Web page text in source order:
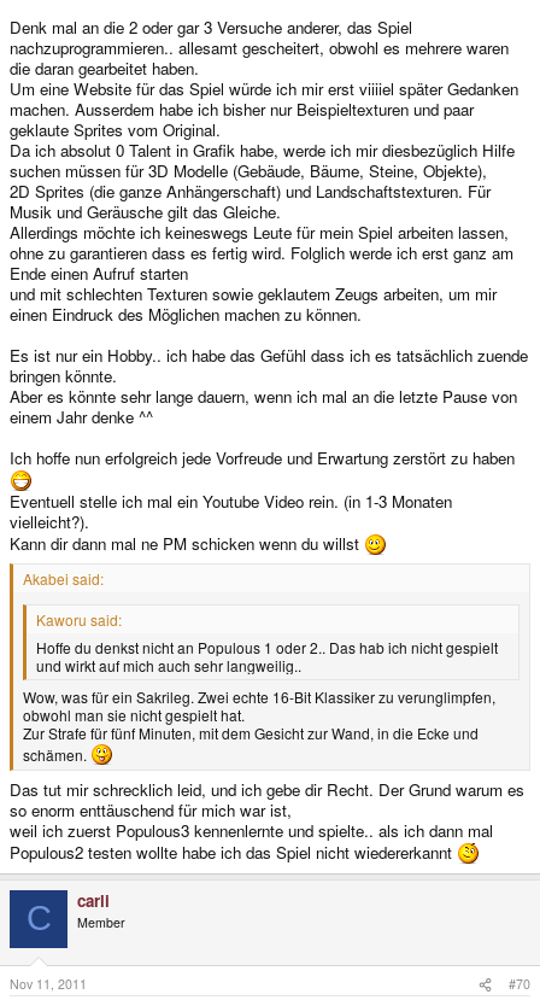
Denk mal an die 2 oder gar 3 Versuche anderer, das Spiel
nachzuprogrammieren.. allesamt gescheitert, obwohl es mehrere waren
die daran gearbeitet haben.
Um eine Website für das Spiel würde ich mir erst viiiiel später Gedanken
machen. Ausserdem habe ich bisher nur Beispieltexturen und paar
geklaute Sprites vom Original.
Da ich absolut 0 Talent in Grafik habe, werde ich mir diesbezüglich Hilfe
suchen müssen für 3D Modelle (Gebäude, Bäume, Steine, Objekte),
2D Sprites (die ganze Anhängerschaft) und Landschaftstexturen. Für
Musik und Geräusche gilt das Gleiche.
Allerdings möchte ich keineswegs Leute für mein Spiel arbeiten lassen,
ohne zu garantieren dass es fertig wird. Folglich werde ich erst ganz am
Ende einen Aufruf starten
und mit schlechten Texturen sowie geklautem Zeugs arbeiten, um mir
einen Eindruck des Möglichen machen zu können.
Es ist nur ein Hobby.. ich habe das Gefühl dass ich es tatsächlich zuende
bringen könnte.
Aber es könnte sehr lange dauern, wenn ich mal an die letzte Pause von
einem Jahr denke ^^
Ich hoffe nun erfolgreich jede Vorfreude und Erwartung zerstört zu haben
Eventuell stelle ich mal ein Youtube Video rein. (in 1-3 Monaten
vielleicht?).
Kann dir dann mal ne PM schicken wenn du willst
Akabei said:
Kaworu said:
Hoffe du denkst nicht an Populous 1 oder 2.. Das hab ich nicht gespielt
und wirkt auf mich auch sehr langweilig..
Wow, was für ein Sakrileg. Zwei echte 16-Bit Klassiker zu verunglimpfen,
obwohl man sie nicht gespielt hat.
Zur Strafe für fünf Minuten, mit dem Gesicht zur Wand, in die Ecke und
schämen.
Das tut mir schrecklich leid, und ich gebe dir Recht. Der Grund warum es
so enorm enttäuschend für mich war ist,
weil ich zuerst Populous3 kennenlernte und spielte.. als ich dann mal
Populous2 testen wollte habe ich das Spiel nicht wiedererkannt
C carli
Member
Nov 11, 2011 #70